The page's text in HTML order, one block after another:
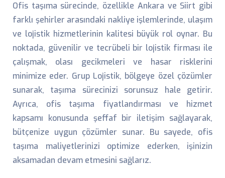
Ofis taşıma sürecinde, özellikle Ankara ve Siirt gibi
farklı şehirler arasındaki nakliye işlemlerinde, ulaşım
ve lojistik hizmetlerinin kalitesi büyük rol oynar. Bu
noktada, güvenilir ve tecrübeli bir lojistik firması ile
çalışmak, olası gecikmeleri ve hasar risklerini
minimize eder. Grup Lojistik, bölgeye özel çözümler
sunarak, taşıma sürecinizi sorunsuz hale getirir.
Ayrıca, ofis taşıma fiyatlandırması ve hizmet
kapsamı konusunda şeffaf bir iletişim sağlayarak,
bütçenize uygun çözümler sunar. Bu sayede, ofis
taşıma maliyetlerinizi optimize ederken, işinizin
aksamadan devam etmesini sağlarız.